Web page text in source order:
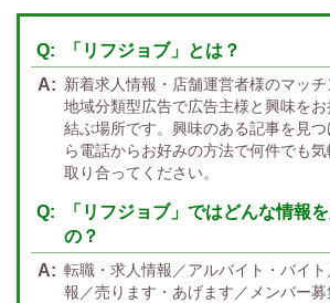
週1日～OK
指名バック率高め 週1・月1～
託児所紹介あり 初心者歓迎
資格者優遇
宿泊・送迎あり 50代以上歓
経験者優遇
経験者歓迎 未経験者あ
九州・沖縄 エリア
大分 福岡 佐賀 長崎 宮崎 熊本
中四国 エリア
岡山 鳥取 広島 島根
「リフジョブ」とは？
新着求人情報・店舗運営者様のマッチ
地域分類型広告で広告主様と興味を
結ぶ場所です。興味のある記事を見
ら電話からお好みの方法で何件でも
取り合ってください。
「リフジョブ」ではどんな情報
の？
転職・求人情報／アルバイト・バイ
報／売ります・あげます／メンバー